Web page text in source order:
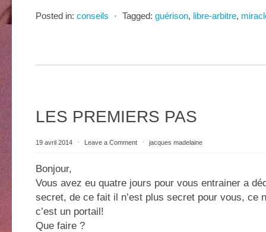
Posted in: conseils ⋅ Tagged: guérison, libre-arbitre,
LES PREMIERS PAS
19 avril 2014 ⋅ Leave a Comment ⋅ jacques madelaine
Bonjour,
Vous avez eu quatre jours pour vous entrainer a
secret, de ce fait il n’est plus secret pour vous, ce
c’est un portail!
Que faire ?